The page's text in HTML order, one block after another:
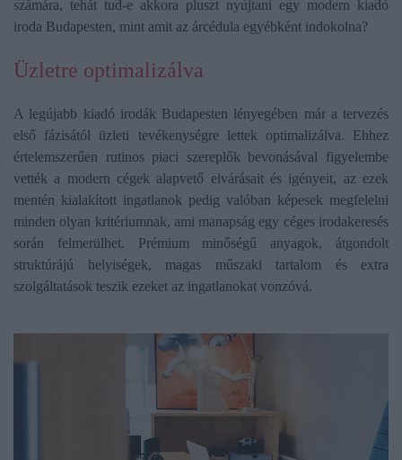
számára, tehát tud-e akkora pluszt nyújtani egy modern kiadó
iroda Budapesten, mint amit az árcédula egyébként indokolna?
Üzletre optimalizálva
A legújabb kiadó irodák Budapesten lényegében már a tervezés
első fázisától üzleti tevékenységre lettek optimalizálva. Ehhez
értelemszerűen rutinos piaci szereplők bevonásával figyelembe
vették a modern cégek alapvető elvárásait és igényeit, az ezek
mentén kialakított ingatlanok pedig valóban képesek megfelelni
minden olyan kritériumnak, ami manapság egy céges irodakeresés
során felmerülhet. Prémium minőségű anyagok, átgondolt
struktúrájú helyiségek, magas műszaki tartalom és extra
szolgáltatások teszik ezeket az ingatlanokat vonzóvá.